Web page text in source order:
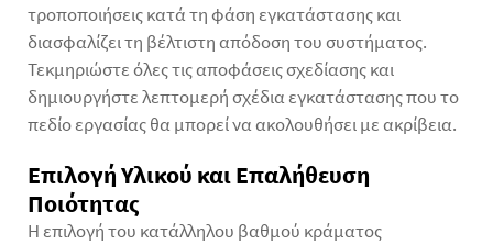
τροποποιήσεις κατά τη φάση εγκατάστασης και
διασφαλίζει τη βέλτιστη απόδοση του συστήματος.
Τεκμηριώστε όλες τις αποφάσεις σχεδίασης και
δημιουργήστε λεπτομερή σχέδια εγκατάστασης που το
πεδίο εργασίας θα μπορεί να ακολουθήσει με ακρίβεια.
Επιλογή Υλικού και Επαλήθευση
Ποιότητας
Η επιλογή του κατάλληλου βαθμού κράματος